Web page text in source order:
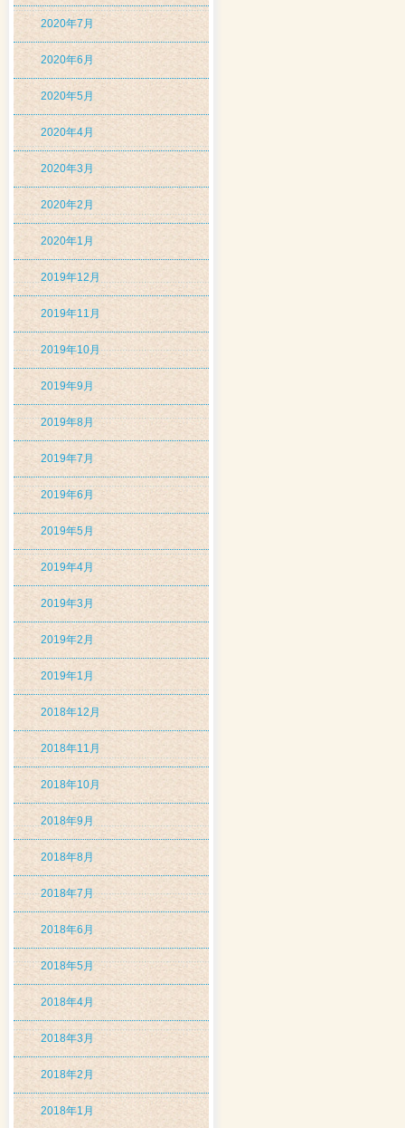
2020年7月
2020年6月
2020年5月
2020年4月
2020年3月
2020年2月
2020年1月
2019年12月
2019年11月
2019年10月
2019年9月
2019年8月
2019年7月
2019年6月
2019年5月
2019年4月
2019年3月
2019年2月
2019年1月
2018年12月
2018年11月
2018年10月
2018年9月
2018年8月
2018年7月
2018年6月
2018年5月
2018年4月
2018年3月
2018年2月
2018年1月